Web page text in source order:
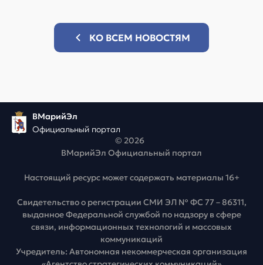
КО ВСЕМ НОВОСТЯМ
ВМарийЭл
Официальный портал
© 2026
ВМарийЭл Официальный портал
Настоящий ресурс может содержать материалы 16+
Свидетельство о регистрации СМИ ЭЛ № ФС 77 – 86311,
выданное Федеральной службой по надзору в сфере
связи, информационных технологий и массовых
коммуникаций
Учредитель: Автономная некоммерческая организация